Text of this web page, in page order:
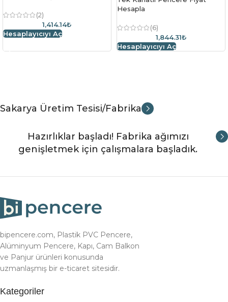
(2)
1,414.14₺
Hesaplayıcıyı Aç
Hesapla
(6)
1,844.31₺
Hesaplayıcıyı Aç
Sakarya Üretim Tesisi/Fabrika
Hazırlıklar başladı! Fabrika ağımızı
genişletmek için çalışmalara başladık.
bipencere.com, Plastik PVC Pencere,
Alüminyum Pencere, Kapı, Cam Balkon
ve Panjur ürünleri konusunda
uzmanlaşmış bir e-ticaret sitesidir.
Kategoriler